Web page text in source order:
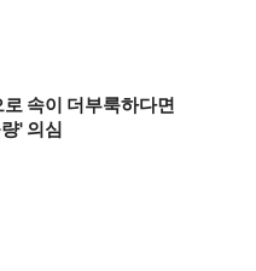
속이 더부룩하다면
' 의심